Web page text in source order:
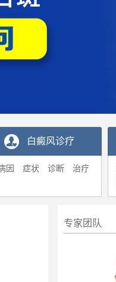
白癜风诊疗
因 症状 诊断 治疗
专家团队